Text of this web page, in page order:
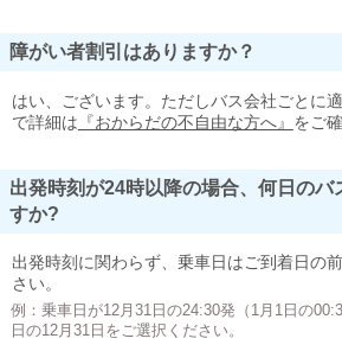
障がい者割引はありますか？
はい、ございます。ただしバス会社ごとに
で詳細は 『おからだの不自由な方へ』 をご
出発時刻が24時以降の場合、何日の
すか?
出発時刻に関わらず、乗車日はご到着日の
さい。
例：乗車日が12月31日の24:30発（1月1日の
日の12月31日をご選択ください。